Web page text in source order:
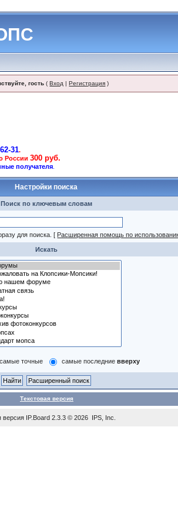
гость (Вход |Регистрация )
31.
России300 руб.
получателя
Настройки поиска
Поиск по ключевым словам
для поиска. [ Расширенная помощь по
Искать
самые точные самые последние вверху
Текстовая версия
версия IP.Board 2.3.3 © 2026 IPS, Inc